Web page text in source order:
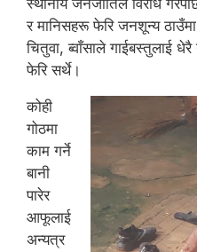
स्थानीय जनजातिले विरोध
र मानिसहरू फेरि जनशून्य
चितुवा, ब्वाँसाले गाईबस्तुलाई धेरै
फेरि सर्थे।
कोही
गोठमा
काम गर्ने
बानी
पारेर
आफूलाई
अन्यत्र